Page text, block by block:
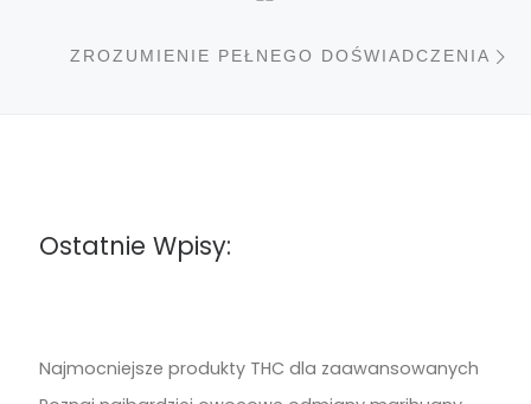
ZROZUMIENIE PEŁNEGO DOŚWIADCZENIA
Ostatnie Wpisy:
Najmocniejsze produkty THC dla zaawansowanych